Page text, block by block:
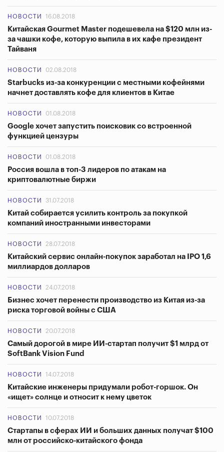
НОВОСТИ 16.08.2018
Китайская Gourmet Master подешевела на $120 млн из-
за чашки кофе, которую выпила в их кафе президент
Тайваня
НОВОСТИ 02.08.2018
Starbucks из-за конкуренции с местными кофейнями
начнет доставлять кофе для клиентов в Китае
НОВОСТИ 01.08.2018
Google хочет запустить поисковик со встроенной
функцией цензуры
НОВОСТИ 01.08.2018
Россия вошла в топ-3 лидеров по атакам на
криптовалютные биржи
НОВОСТИ 31.07.2018
Китай собирается усилить контроль за покупкой
компаний иностранными инвесторами
НОВОСТИ 28.07.2018
Китайский сервис онлайн-покупок заработал на IPO 1,6
миллиардов долларов
НОВОСТИ 24.07.2018
Бизнес хочет перенести производство из Китая из-за
риска торговой войны с США
НОВОСТИ 20.07.2018
Самый дорогой в мире ИИ-стартап получит $1 млрд от
SoftBank Vision Fund
НОВОСТИ 14.07.2018
Китайские инженеры придумали робот-горшок. Он
«ищет» солнце и относит к нему цветок
НОВОСТИ 10.07.2018
Стартапы в сферах ИИ и больших данных получат $100
млн от российско-китайского фонда